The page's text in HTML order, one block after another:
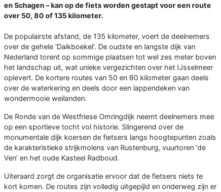
en Schagen – kan op de fiets worden gestapt voor een route
over 50, 80 of 135 kilometer.
De populairste afstand, de 135 kilometer, voert de deelnemers
over de gehele ‘Daikboekel’. De oudste en langste dijk van
Nederland torent op sommige plaatsen tot wel zes meter boven
het landschap uit, wat unieke vergezichten over het IJsselmeer
oplevert. De kortere routes van 50 en 80 kilometer gaan deels
over de waterkering en deels door een lappendeken van
wondermooie weilanden.
De Ronde van de Westfriese Omringdijk neemt deelnemers mee
op een sportieve tocht vol historie. Slingerend over de
monumentale dijk koersen de fietsers langs hoogtepunten zoals
de karakteristieke strijkmolens van Rustenburg, vuurtoren ‘de
Ven’ en het oude Kasteel Radboud.
Uiteraard zorgt de organisatie ervoor dat de fietsers niets te
kort komen. De routes zijn volledig uitgepijld en onderweg zijn er